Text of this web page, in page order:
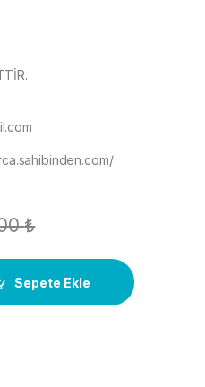
₺
VW POLO HB ORJ YENİ
Sepete Ekle